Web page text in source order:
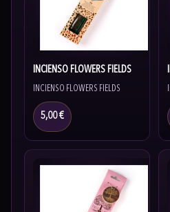
INCIENSO FLOWERS FIELDS
INCIENSO FLOWERS FIELDS
5,00 €